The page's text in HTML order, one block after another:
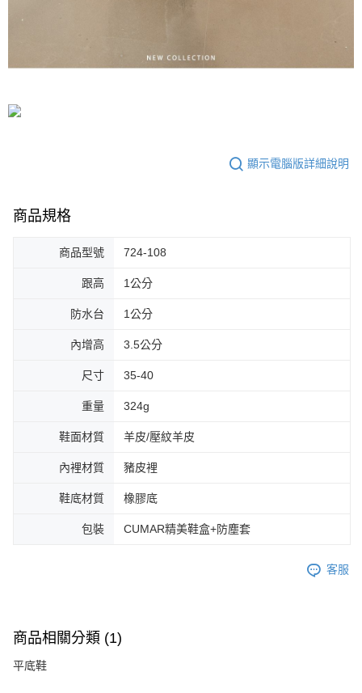
顯示電腦版詳細說明
商品規格
商品型號 724-108
跟高 1公分
防水台 1公分
內增高 3.5公分
尺寸 35-40
重量 324g
鞋面材質 羊皮/壓紋羊皮
內裡材質 豬皮裡
鞋底材質 橡膠底
包裝 CUMAR精美鞋盒+防塵套
客服
商品相關分類 (1)
平底鞋